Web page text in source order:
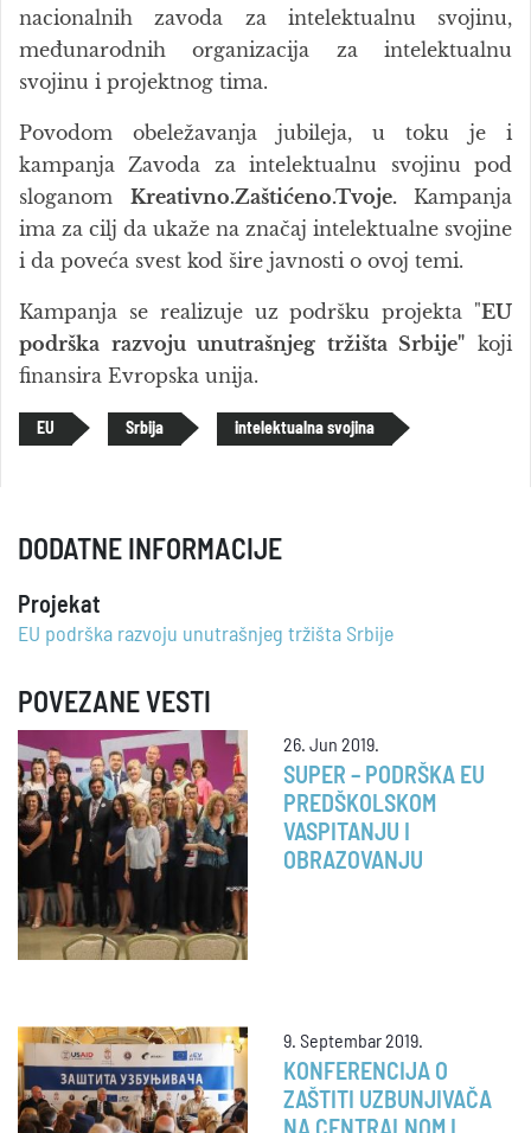
nacionalnih zavoda za intelektualnu svojinu,
međunarodnih organizacija za intelektualnu
svojinu i projektnog tima.
Povodom obeležavanja jubileja, u toku je i
kampanja Zavoda za intelektualnu svojinu pod
sloganom Kreativno.Zaštićeno.Tvoje. Kampanja
ima za cilj da ukaže na značaj intelektualne svojine
i da poveća svest kod šire javnosti o ovoj temi.
Kampanja se realizuje uz podršku projekta "EU
podrška razvoju unutrašnjeg tržišta Srbije" koji
finansira Evropska unija.
EU Srbija intelektualna svojina
DODATNE INFORMACIJE
Projekat
EU podrška razvoju unutrašnjeg tržišta Srbije
POVEZANE VESTI
26. Jun 2019.
SUPER – PODRŠKA EU
PREDŠKOLSKOM
VASPITANJU I
OBRAZOVANJU
9. Septembar 2019.
KONFERENCIJA O
ZAŠTITI UZBUNJIVAČA